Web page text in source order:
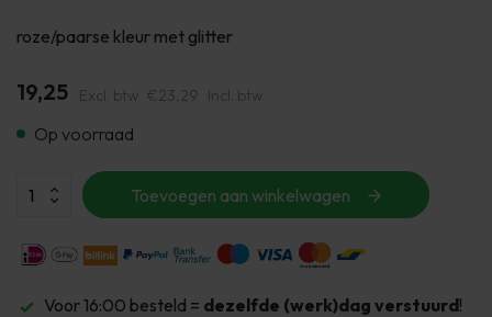
roze/paarse kleur met glitter
19,25 Excl. btw €23,29 Incl. btw
Op voorraad
Toevoegen aan winkelwagen
Voor 16:00 besteld = dezelfde (werk)dag verstuurd!